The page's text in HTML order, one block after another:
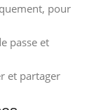
pour
passe et
et partager